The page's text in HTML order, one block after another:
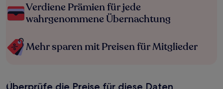
Verdiene Prämien für jede
wahrgenommene Übernachtung
Mehr sparen mit Preisen für Mitglieder
Überprüfe die Preise für diese Daten